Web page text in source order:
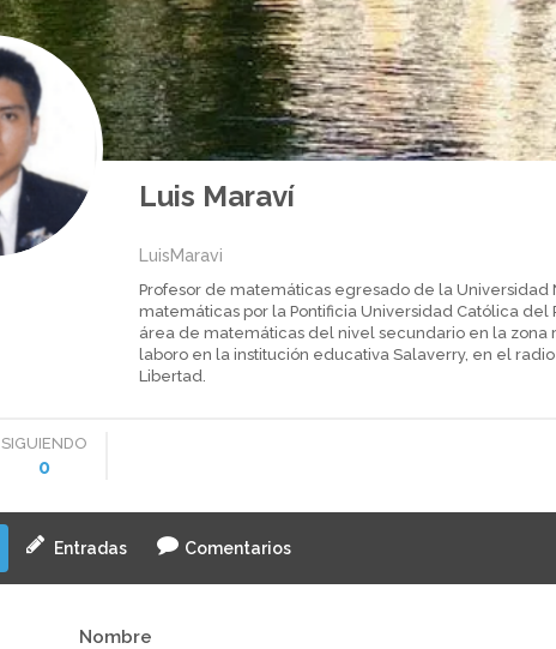
Luis Maraví
LuisMaravi
Profesor de matemáticas egresado de la
matemáticas por la Pontificia Universidad Católica
área de matemáticas del nivel secundario en la
laboro en la institución educativa Salaverry, en el
Libertad.
SIGUIENDO
0
Entradas Comentarios
Nombre